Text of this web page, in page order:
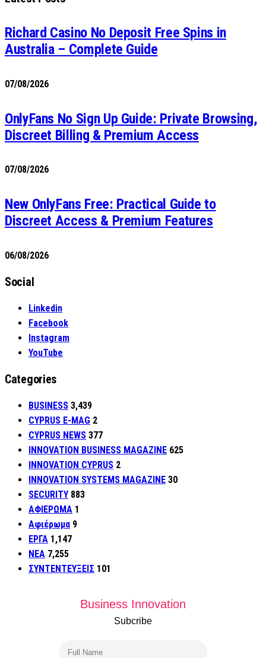
Richard Casino No Deposit Free Spins in
Australia – Complete Guide
07/08/2026
OnlyFans No Sign Up Guide: Private Browsing,
Discreet Billing & Premium Access
07/08/2026
New OnlyFans Free: Practical Guide to
Discreet Access & Premium Features
06/08/2026
Social
Linkedin
Facebook
Instagram
YouTube
Categories
BUSINESS 3,439
CYPRUS E-MAG 2
CYPRUS NEWS 377
INNOVATION BUSINESS MAGAZINE 625
INNOVATION CYPRUS 2
INNOVATION SYSTEMS MAGAZINE 30
SECURITY 883
ΑΦΙΕΡΩΜΑ 1
Αφιέρωμα 9
ΕΡΓΑ 1,147
ΝΕΑ 7,255
ΣΥΝΤΕΝΤΕΥΞΕΙΣ 101
Business Innovation
Subcribe